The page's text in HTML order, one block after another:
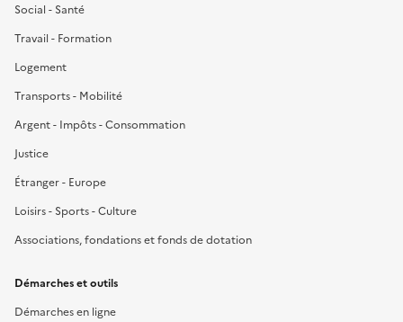
Social - Santé
Travail - Formation
Logement
Transports - Mobilité
Argent - Impôts - Consommation
Justice
Étranger - Europe
Loisirs - Sports - Culture
Associations, fondations et fonds de dotation
Démarches et outils
Démarches en ligne